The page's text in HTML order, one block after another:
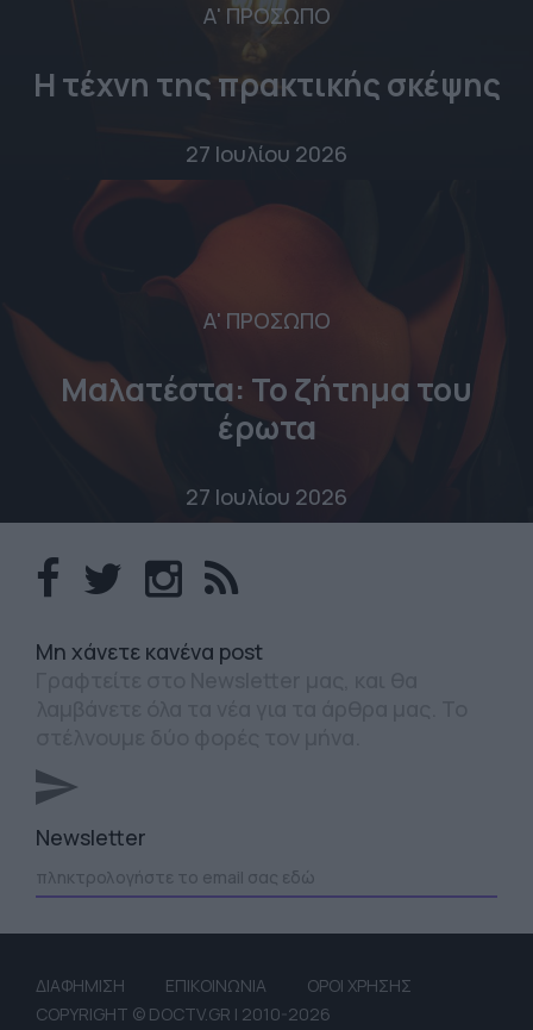
Α' ΠΡΟΣΩΠΟ
Η τέχνη της πρακτικής σκέψης
27 Ιουλίου 2026
Α' ΠΡΟΣΩΠΟ
Μαλατέστα: Το ζήτημα του
έρωτα
27 Ιουλίου 2026
Mη χάνετε κανένα post
Newsletter
ΔΙΑΦΗΜΙΣΗ ΕΠΙΚΟΙΝΩΝΙΑ
ΟΡΟΙ ΧΡΗΣΗΣ
COPYRIGHT © DOCTV.GR | 2010-2026